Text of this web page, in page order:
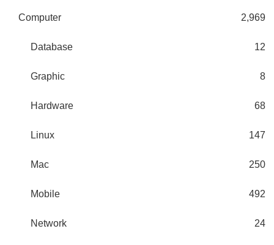
Computer 2,969
Database 12
Graphic 8
Hardware 68
Linux 147
Mac 250
Mobile 492
Network 24